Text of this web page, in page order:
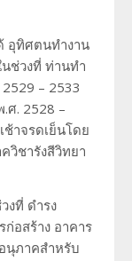
อุทิศตนทำงาน
ช่วงที่ ท่านทำ
– 2533
ศ. 2528 –
าจรดเย็นโดย
วิชารังสีวิทยา
งที่ ดำรง
อสร้าง อาคาร
อนุภาคสำหรับ